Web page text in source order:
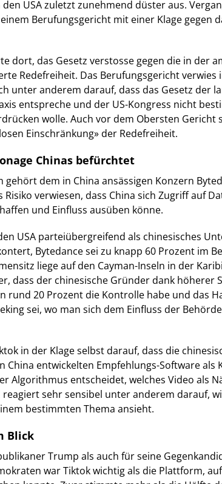
den USA zuletzt zunehmend düster aus.
Berufungsgericht mit einer Klage gegen
dort, das Gesetz verstosse gegen die in der
Redefreiheit. Das Berufungsgericht verwies
unter anderem darauf, dass das Gesetz der
entspreche und der US-Kongress nicht
wolle. Auch vor dem Obersten Gericht
Einschränkung» der Redefreiheit.
Chinas befürchtet
gehört dem in China ansässigen Konzern
Risiko verwiesen, dass China sich Zugriff auf
und Einfluss ausüben könne.
USA parteiübergreifend als chinesisches
Bytedance sei zu knapp 60 Prozent im
liege auf den Cayman-Inseln in der
dass der chinesische Gründer dank höherer
rund 20 Prozent die Kontrolle habe und das
sei, wo man sich dem Einfluss der
in der Klage selbst darauf, dass die
China entwickelten Empfehlungs-Software als
Algorithmus entscheidet, welches Video als
sehr sensibel unter anderem darauf,
bestimmten Thema ansieht.
Blick
Trump als auch für seine
war Tiktok wichtig als die Plattform,